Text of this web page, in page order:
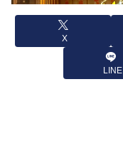
X
LINE